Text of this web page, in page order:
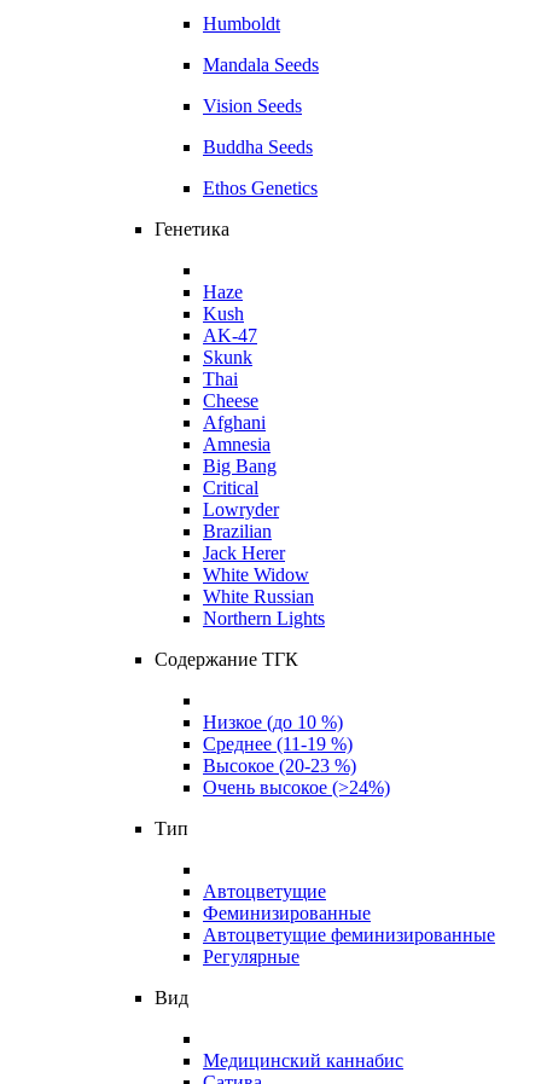
Humboldt
Mandala Seeds
Vision Seeds
Buddha Seeds
Ethos Genetics
Генетика
Haze
Kush
AK-47
Skunk
Thai
Cheese
Afghani
Amnesia
Big Bang
Critical
Lowryder
Brazilian
Jack Herer
White Widow
White Russian
Northern Lights
Содержание ТГК
Низкое (до 10 %)
Среднее (11-19 %)
Высокое (20-23 %)
Очень высокое (>24%)
Тип
Автоцветущие
Феминизированные
Автоцветущие феминизированные
Регулярные
Вид
Медицинский каннабис